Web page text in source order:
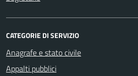
CATEGORIE DI SERVIZIO
Anagrafe e stato civile
Appalti pubblici